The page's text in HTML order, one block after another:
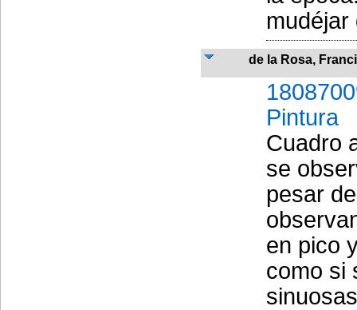
mudéjar
de la Rosa,
Pintura
Cuadro
se
pesar
en pico
como si